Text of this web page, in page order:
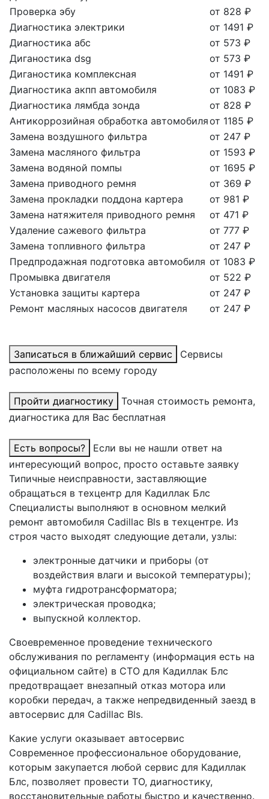
Проверка эбу
от 828 ₽
Диагностика электрики
от 1491 ₽
Диагностика абс
от 573 ₽
Диганостика dsg
от 573 ₽
Диганостика комплексная
от 1491 ₽
Диагностика акпп автомобиля
от 1083 ₽
Диагностика лямбда зонда
от 828 ₽
Антикоррозийная обработка автомобиляот 1185 ₽
Замена воздушного фильтра
от 247 ₽
Замена масляного фильтра
от 1593 ₽
Замена водяной помпы
от 1695 ₽
Замена приводного ремня
от 369 ₽
Замена прокладки поддона картера
от 981 ₽
Замена натяжителя приводного ремня
от 471 ₽
Удаление сажевого фильтра
от 777 ₽
Замена топливного фильтра
от 247 ₽
Предпродажная подготовка автомобиля от 1083 ₽
Промывка двигателя
от 522 ₽
Установка защиты картера
от 247 ₽
Ремонт масляных насосов двигателя
от 247 ₽
Записаться в ближайший сервис
Сервисы
расположены по всему городу
Пройти диагностику
Точная стоимость ремонта,
диагностика для Вас бесплатная
Есть вопросы?
Если вы не нашли ответ на
интересующий вопрос, просто оставьте заявку
Типичные неисправности, заставляющие
обращаться в техцентр для Кадиллак Блс
Специалисты выполняют в основном мелкий
ремонт автомобиля Cadillac Bls в техцентре. Из
строя часто выходят следующие детали, узлы:
электронные датчики и приборы (от
воздействия влаги и высокой температуры);
муфта гидротрансформатора;
электрическая проводка;
выпускной коллектор.
Своевременное проведение технического
обслуживания по регламенту (информация есть на
официальном сайте) в СТО для Кадиллак Блс
предотвращает внезапный отказ мотора или
коробки передач, а также непредвиденный заезд в
автосервис для Cadillac Bls.
Какие услуги оказывает автосервис
Современное профессиональное оборудование,
которым закупается любой сервис для Кадиллак
Блс, позволяет провести ТО, диагностику,
восстановительные работы быстро и качественно.